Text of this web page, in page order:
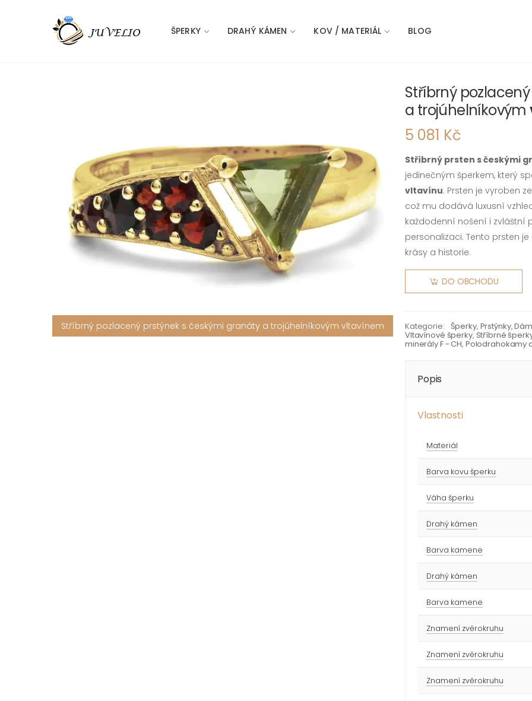
ŠPERKY DRAHÝ KÁMEN KOV / MATERIÁL BLOG
Stříbrný pozlacený prstýnek s českými granáty a trojúhelníkovým vltavínem
Stříbrný pozlacený
a trojúhelníkovým
5 081 Kč
Stříbrný prsten s českými
jedinečným šperkem, který
vltavínu. Prsten je vyroben
což mu dodává luxusní
každodenní nošení i zvláštní
personalizaci. Tento prsten
krásy a historie.
DO OBCHODU
Kategorie: Šperky, Prstýnky,
Vltavínové šperky, Stříbrné
minerály F - CH, Polodrahokamy
Popis
Vlastnosti
Materiál
Barva kovu šperku
Váha šperku
Drahý kámen
Barva kamene
Drahý kámen
Barva kamene
Znamení zvěrokruhu
Znamení zvěrokruhu
Znamení zvěrokruhu